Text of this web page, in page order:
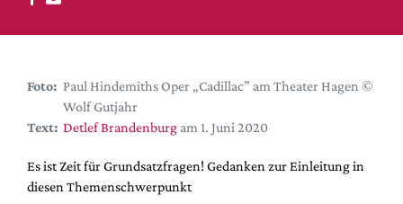
DdB-map
Kalender
Festival-Planer
Hefte
Alle Hefte
Leseproben
Foto: Paul Hindemiths Oper „Cadillac” am Theater Hagen ©
Wolf Gutjahr
Text: Detlef Brandenburg am 1. Juni 2020
Es ist Zeit für Grundsatzfragen! Gedanken zur Einleitung in
diesen Themenschwerpunkt